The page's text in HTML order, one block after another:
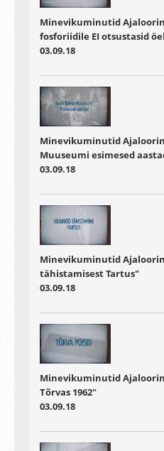
Minevikuminutid
fosforiidile EI otsustasid
03.09.18
Minevikuminutid
Muuseumi esimesed
03.09.18
Minevikuminutid
tähistamisest Tartus"
03.09.18
Minevikuminutid
Tõrvas 1962"
03.09.18